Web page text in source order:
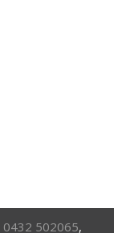
0432 502065,